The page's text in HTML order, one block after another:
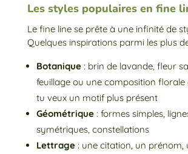
Les styles populaires en fine
Le fine line se prête à une infinité de
Quelques inspirations parmi les plus
Botanique: brin de lavande, fleur
feuillage ou une composition florale
tu veux un motif plus présent
Géométrique: formes simples,
symétriques, constellations
Lettrage: une citation, un prénom,